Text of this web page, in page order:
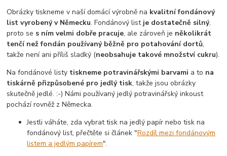
Obrázky tiskneme v naší domácí výrobně na kvalitní fondánový
list vyrobený v Německu. Fondánový list je dostatečně silný,
proto se s ním velmi dobře pracuje, ale zároveň je několikrát
tenčí než fondán používaný běžně pro potahování dortů,
takže není ani příliš sladký (neobsahuje takové množství cukru).
Na fondánové listy tiskneme potravinářskými barvami a to na
tiskárně přizpůsobené pro jedlý tisk, takže jsou obrázky
skutečně jedlé. :-) Námi používaný jedlý potravinářský inkoust
pochází rovněž z Německa.
Jestli váháte, zda vybrat tisk na jedlý papír nebo tisk na
fondánový list, přečtěte si článek "Rozdíl mezi fondánovým
listem a jedlým papírem".